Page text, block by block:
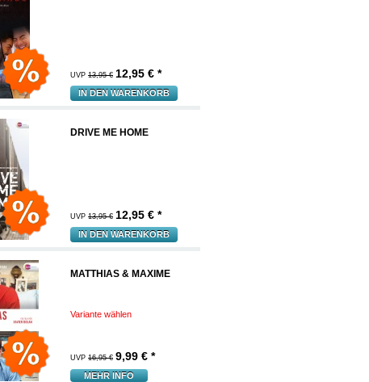
UVP 13,95 € 12,95 € *
IN DEN WARENKORB
DRIVE ME HOME
UVP 13,95 € 12,95 € *
IN DEN WARENKORB
MATTHIAS & MAXIME
Variante wählen
UVP 16,95 € 9,99 € *
MEHR INFO